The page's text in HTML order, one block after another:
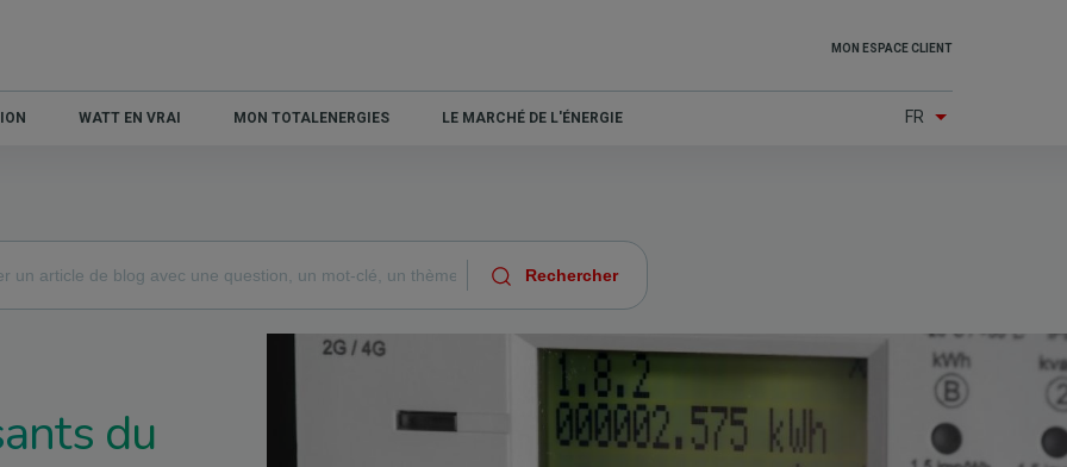
WATT EN VRAI MON TOTALENERGIES LE MARCHÉ DE L'ÉNERGIE
Top
menu
MON ESPACE CLIENT
FR
du